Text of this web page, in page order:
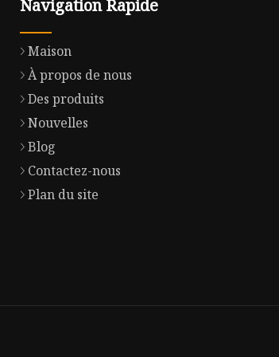
Navigation Rapide
Maison
À propos de nous
Des produits
Nouvelles
Blog
Contactez-nous
Plan du site